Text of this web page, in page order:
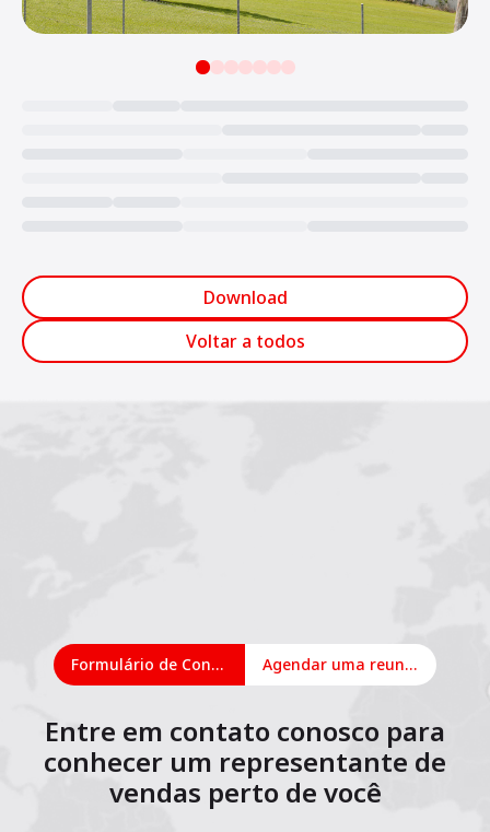
Download
Voltar a todos
Formulário de Contato Agendar uma reunião on-line
Entre em contato conosco para
conhecer um representante de
vendas perto de você